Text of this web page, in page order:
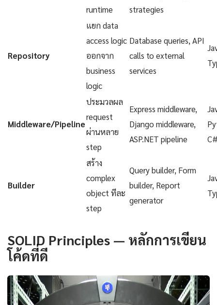
runtime
strategies
Repository
แยก data
access logic
ออกจาก
business
logic
Database queries, API
calls to external
services
Middleware/Pipeline
ประมวลผล
request
ผ่านหลาย
step
Express middleware,
Django middleware,
ASP.NET pipeline
Builder
สร้าง
complex
object ทีละ
step
Query builder, Form
builder, Report
generator
SOLID Principles — หลักการเขียน
โค้ดที่ดี